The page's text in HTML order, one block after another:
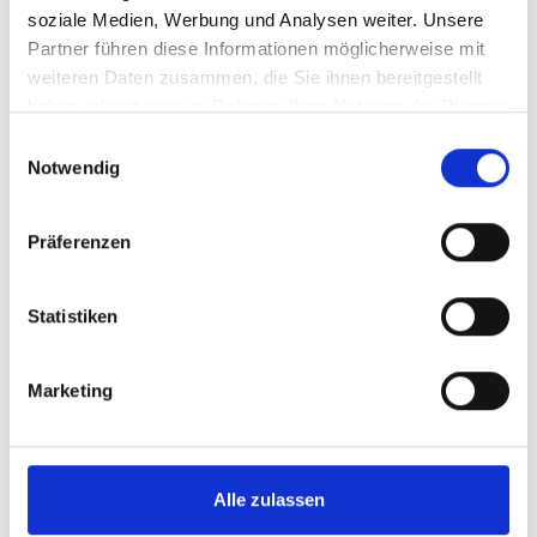
soziale Medien, Werbung und Analysen weiter. Unsere
Partner führen diese Informationen möglicherweise mit
weiteren Daten zusammen, die Sie ihnen bereitgestellt
Notwendig
Präferenzen
Statistiken
Marketing
Alle zulassen
Inhalt: 0,75 Liter(23,93 € / 1 Liter)
Reserva, DO Elqui Valley
11,50 €